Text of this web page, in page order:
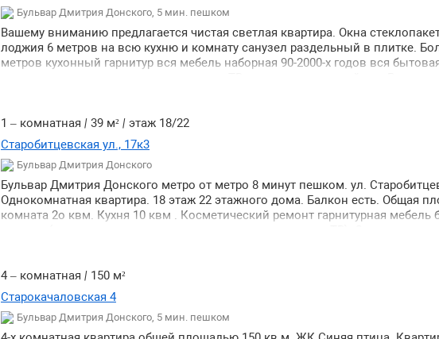
Бульвар Дмитрия Донского, 5 мин. пешком
Вашему вниманию предлагается чистая светлая квартира. Окна
лоджия 6 метров на всю кухню и комнату санузел раздельный в плитке.
метров кухонный гарнитур вся мебель наборная 90-2000-х годов вся
1 – комнатная | 39 м² | этаж 18/22
Старобитцевская ул., 17к3
Бульвар Дмитрия Донского
Бульвар Дмитрия Донского метро от метро 8 минут пешком. ул.
Однокомнатная квартира. 18 этаж 22 этажного дома. Балкон есть. Общая
комната 2о квм. Кухня 10 квм . Косметический ремонт гарнитурная мебель
4 – комнатная | 150 м²
Старокачаловская 4
Бульвар Дмитрия Донского, 5 мин. пешком